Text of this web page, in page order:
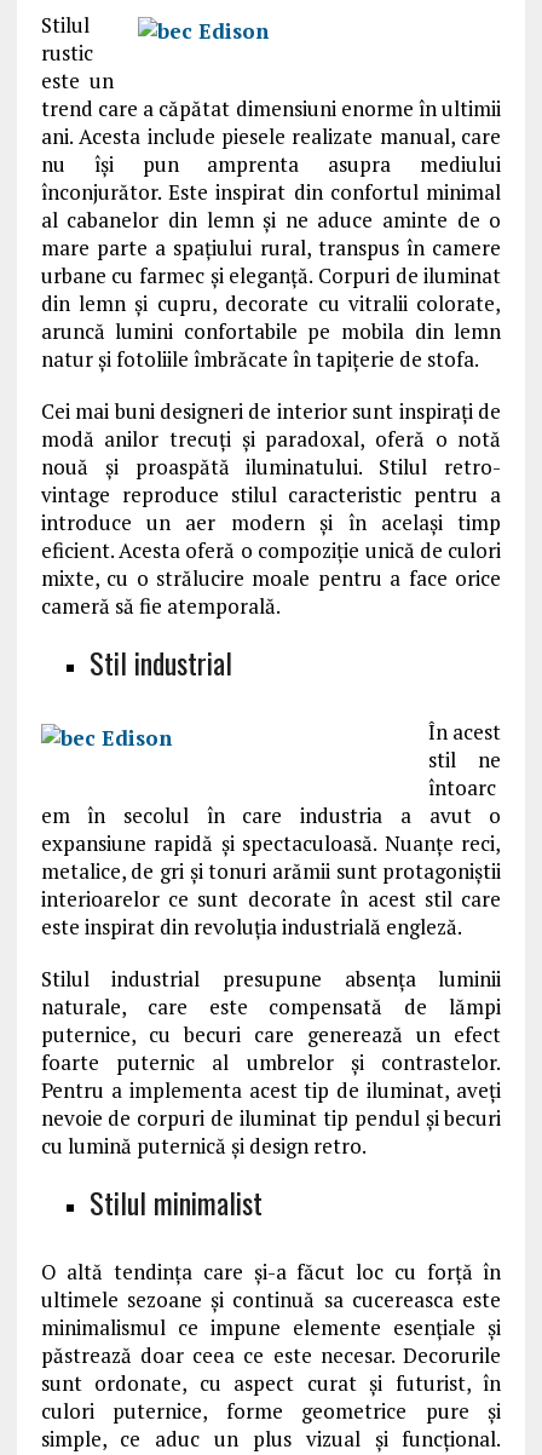
Stilul
rustic
este un
trend care a căpătat dimensiuni enorme în ultimii
ani. Acesta include piesele realizate manual, care
nu își pun amprenta asupra mediului
înconjurător. Este inspirat din confortul minimal
al cabanelor din lemn și ne aduce aminte de o
mare parte a spațiului rural, transpus în camere
urbane cu farmec și eleganță. Corpuri de iluminat
din lemn și cupru, decorate cu vitralii colorate,
aruncă lumini confortabile pe mobila din lemn
natur și fotoliile îmbrăcate în tapițerie de stofa.
Cei mai buni designeri de interior sunt inspirați de
modă anilor trecuți și paradoxal, oferă o notă
nouă și proaspătă iluminatului. Stilul retro-
vintage reproduce stilul caracteristic pentru a
introduce un aer modern și în același timp
eficient. Acesta oferă o compoziție unică de culori
mixte, cu o strălucire moale pentru a face orice
cameră să fie atemporală.
Stil industrial
În acest
stil ne
întoarc
em în secolul în care industria a avut o
expansiune rapidă și spectaculoasă. Nuanțe reci,
metalice, de gri și tonuri arămii sunt protagoniștii
interioarelor ce sunt decorate în acest stil care
este inspirat din revoluția industrială engleză.
Stilul industrial presupune absența luminii
naturale, care este compensată de lămpi
puternice, cu becuri care generează un efect
foarte puternic al umbrelor și contrastelor.
Pentru a implementa acest tip de iluminat, aveți
nevoie de corpuri de iluminat tip pendul și becuri
cu lumină puternică și design retro.
Stilul minimalist
O altă tendința care și-a făcut loc cu forță în
ultimele sezoane și continuă sa cucereasca este
minimalismul ce impune elemente esențiale și
păstrează doar ceea ce este necesar. Decorurile
sunt ordonate, cu aspect curat și futurist, în
culori puternice, forme geometrice pure și
simple, ce aduc un plus vizual și funcțional.